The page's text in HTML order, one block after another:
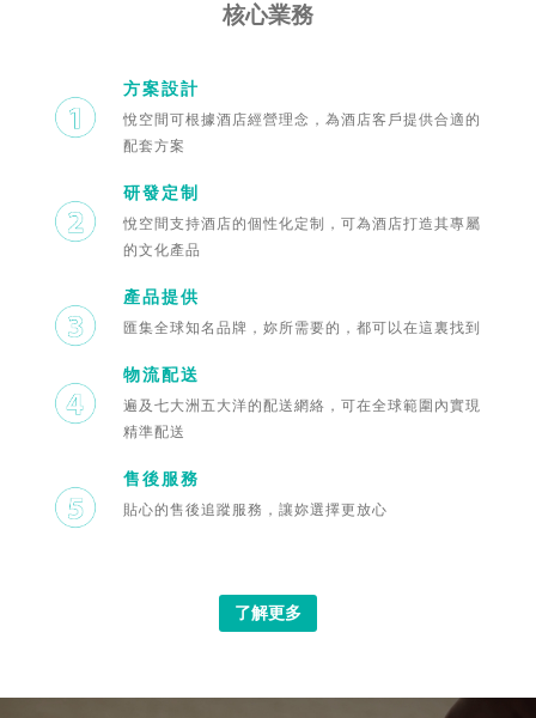
核心業務
方案設計
悅空間可根據酒店經營理念，為酒店客戶提供合適的
配套方案
研發定制
悅空間支持酒店的個性化定制，可為酒店打造其專屬
的文化產品
產品提供
匯集全球知名品牌，妳所需要的，都可以在這裏找到
物流配送
遍及七大洲五大洋的配送網絡，可在全球範圍內實現
精準配送
售後服務
貼心的售後追蹤服務，讓妳選擇更放心
了解更多